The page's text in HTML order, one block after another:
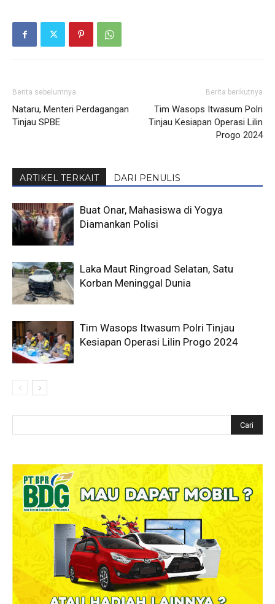
Berita sebelumnya
Nataru, Menteri Perdagangan
Tinjau SPBE
Berita berikutnya
Tim Wasops Itwasum Polri
Tinjau Kesiapan Operasi Lilin
Progo 2024
ARTIKEL TERKAIT DARI PENULIS
Buat Onar, Mahasiswa di Yogya
Diamankan Polisi
Laka Maut Ringroad Selatan, Satu
Korban Meninggal Dunia
Tim Wasops Itwasum Polri Tinjau
Kesiapan Operasi Lilin Progo 2024